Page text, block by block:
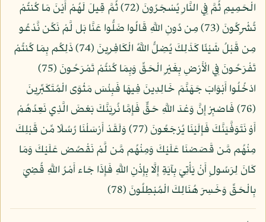
الْحَمِيمِ ثُمَّ فِي النَّارِ يُسْجَرُونَ (72) ثُمَّ قِيلَ لَهُمْ أَيْنَ مَا كُنتُمْ
تُشْرِكُونَ (73) مِن دُونِ اللَّهِ قَالُوا ضَلُّوا عَنَّا بَل لَّمْ نَكُن نَّدْعُو
مِن قَبْلُ شَيْئًا كَذَلِكَ يُضِلُّ اللَّهُ الْكَافِرِينَ (74) ذَلِكُم بِمَا كُنتُمْ
تَفْرَحُونَ فِي الْأَرْضِ بِغَيْرِ الْحَقِّ وَبِمَا كُنتُمْ تَمْرَحُونَ (75)
ادْخُلُوا أَبْوَابَ جَهَنَّمَ خَالِدِينَ فِيهَا فَبِئْسَ مَثْوَى الْمُتَكَبِّرِينَ
(76) فَاصْبِرْ إِنَّ وَعْدَ اللَّهِ حَقٌّ فَإِمَّا نُرِيَنَّكَ بَعْضَ الَّذِي نَعِدُهُمْ
أَوْ نَتَوَفَّيَنَّكَ فَإِلَيْنَا يُرْجَعُونَ (77) وَلَقَدْ أَرْسَلْنَا رُسُلًا مِّن قَبْلِكَ
مِنْهُم مَّن قَصَصْنَا عَلَيْكَ وَمِنْهُم مَّن لَّمْ نَقْصُصْ عَلَيْكَ وَمَا
كَانَ لِرَسُولٍ أَنْ يَأْتِيَ بِآيَةٍ إِلَّا بِإِذْنِ اللَّهِ فَإِذَا جَاء أَمْرُ اللَّهِ قُضِيَ
بِالْحَقِّ وَخَسِرَ هُنَالِكَ الْمُبْطِلُونَ (78)